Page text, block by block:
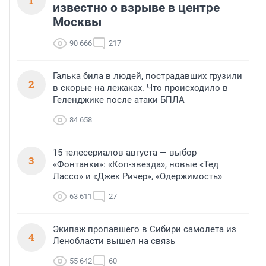
известно о взрыве в центре
Москвы
90 666 217
2
Галька била в людей, пострадавших грузили
в скорые на лежаках. Что происходило в
Геленджике после атаки БПЛА
84 658
3
15 телесериалов августа — выбор
«Фонтанки»: «Коп-звезда», новые «Тед
Лассо» и «Джек Ричер», «Одержимость»
63 611 27
4
Экипаж пропавшего в Сибири самолета из
Ленобласти вышел на связь
55 642 60